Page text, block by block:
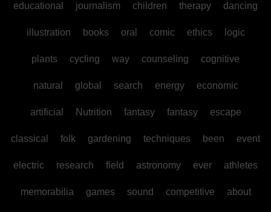
educational journalism children therapy dancing
illustration books oral comic ethics logic
plants cycling way counseling cognitive
natural global search energy economic
artificial Nutrition fantasy fantasy escape
classical folk gardening techniques been event
electric research field astronomy ever athletes
memorabilia games sound competitive about